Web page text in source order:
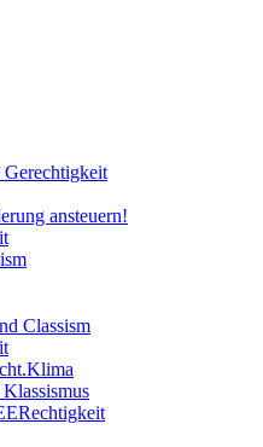
ansteuern!
Classism